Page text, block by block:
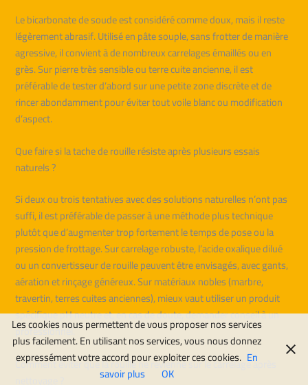
Le bicarbonate de soude est considéré comme doux, mais il reste
légèrement abrasif. Utilisé en pâte souple, sans frotter de manière
agressive, il convient à de nombreux carrelages émaillés ou en
grès. Sur pierre très sensible ou terre cuite ancienne, il est
préférable de tester d’abord sur une petite zone discrète et de
rincer abondamment pour éviter tout voile blanc ou modification
d’aspect.
Que faire si la tache de rouille résiste après plusieurs essais
naturels ?
Si deux ou trois tentatives avec des solutions naturelles n’ont pas
suffi, il est préférable de passer à une méthode plus technique
plutôt que d’augmenter trop fortement le temps de pose ou la
pression de frottage. Sur carrelage robuste, l’acide oxalique dilué
ou un convertisseur de rouille peuvent être envisagés, avec gants,
aération et rinçage généreux. Sur matériaux nobles (marbre,
travertin, terres cuites anciennes), mieux vaut utiliser un produit
spécifique pH neutre et, en cas de doute, demander conseil à un
professionnel.
Comment éviter que la rouille ne revienne sur le carrelage après
Les cookies nous permettent de vous proposer nos services
plus facilement. En utilisant nos services, vous nous donnez
expressément votre accord pour exploiter ces cookies. En
savoir plus
OK